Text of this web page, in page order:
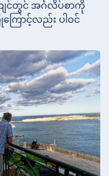
င်တွင် အင်္ဂလိပ်စာကို
ာင့်လည်း ပါဝင်